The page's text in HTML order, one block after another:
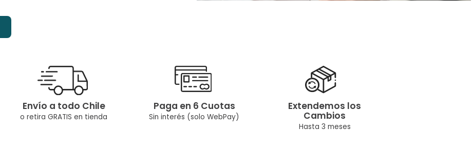
Envío a todo Chile
o retira GRATIS en tienda
Paga en 6 Cuotas
Sin interés (solo WebPay)
Extendemos los
Cambios
Hasta 3 meses